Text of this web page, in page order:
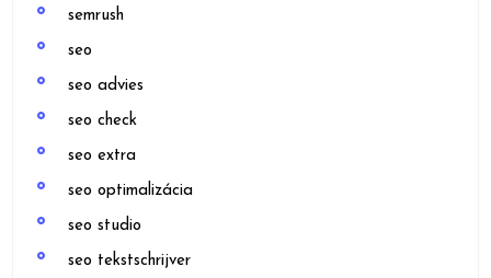
semrush
seo
seo advies
seo check
seo extra
seo optimalizácia
seo studio
seo tekstschrijver